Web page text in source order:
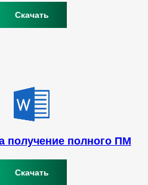
Скачать
получение полного ПМ
Скачать